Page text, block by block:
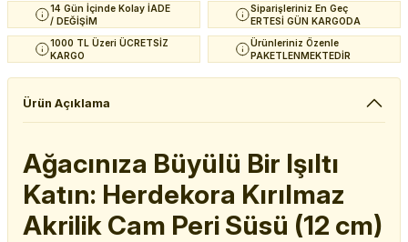
14 Gün İçinde Kolay İADE
/ DEĞİŞİM
Siparişleriniz En Geç
ERTESİ GÜN KARGODA
1000 TL Üzeri ÜCRETSİZ
KARGO
Ürünleriniz Özenle
PAKETLENMEKTEDİR
Ürün Açıklama
Ağacınıza Büyülü Bir Işıltı
Katın: Herdekora Kırılmaz
Akrilik Cam Peri Süsü (12 cm)